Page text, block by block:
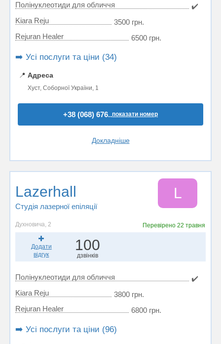
Полінуклеотиди для обличчя
✔️
Kiara Reju
3500 грн.
Rejuran Healer
6500 грн.
➡️ Усі послуги та ціни (34)
📍 Адреса
Хуст, Соборної України, 1
+38 (068) 676..показати номер
Докладніше
Lazerhall
Студія лазерної епіляції
L
Духновича, 2 Перевірено22 травня
Додати
відгук
100
дзвінків
Полінуклеотиди для обличчя
✔️
Kiara Reju
3800 грн.
Rejuran Healer
6800 грн.
➡️ Усі послуги та ціни (96)